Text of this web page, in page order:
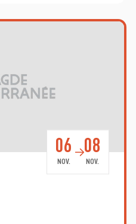
06
NOV.
08
NOV.